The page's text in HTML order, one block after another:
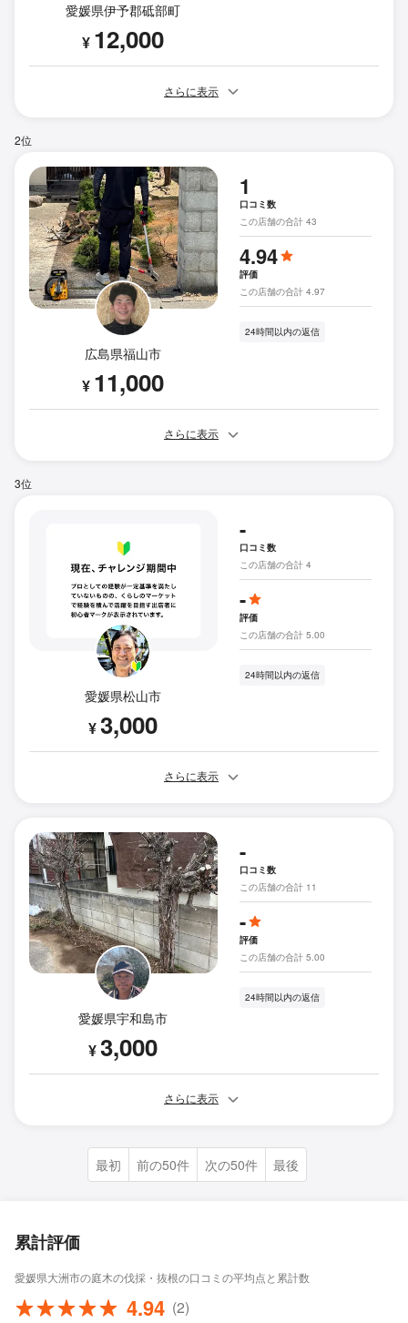
愛媛県伊予郡砥部町
¥ 12,000
さらに表示
2位
広島県福山市
¥ 11,000
1
口コミ数
この店舗の合計 43
4.94
評価
この店舗の合計 4.97
24時間以内の返信
さらに表示
3位
愛媛県松山市
¥3,000
-
口コミ数
この店舗の合計 4
-
評価
この店舗の合計 5.00
24時間以内の返信
さらに表示
愛媛県宇和島市
¥3,000
-
口コミ数
この店舗の合計 11
-
評価
この店舗の合計 5.00
24時間以内の返信
さらに表示
最初 前の50件 次の50件 最後
累計評価
愛媛県大洲市の庭木の伐採・抜根の口コミの平均点と累計数
4.94 (2)